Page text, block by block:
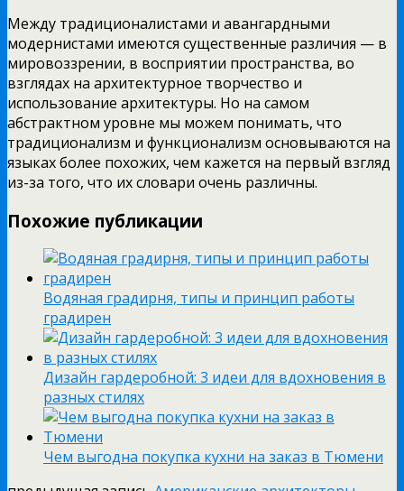
Между традиционалистами и авангардными
модернистами имеются существенные различия — в
мировоззрении, в восприятии пространства, во
взглядах на архитектурное творчество и
использование архитектуры. Но на самом
абстрактном уровне мы можем понимать, что
традиционализм и функционализм основываются на
языках более похожих, чем кажется на первый взгляд
из-за того, что их словари очень различны.
Похожие публикации
Водяная градирня, типы и принцип работы
градирен
Дизайн гардеробной: 3 идеи для вдохновения в
разных стилях
Чем выгодна покупка кухни на заказ в Тюмени